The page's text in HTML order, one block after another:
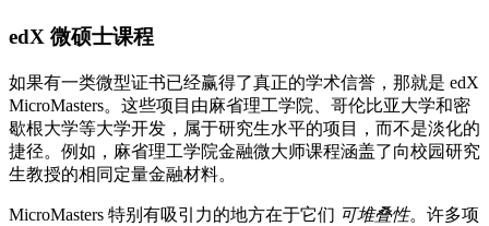
edX 微硕士课程
如果有一类微型证书已经赢得了真正的学术信誉，那就是 edX
MicroMasters。这些项目由麻省理工学院、哥伦比亚大学和密
歇根大学等大学开发，属于研究生水平的项目，而不是淡化的
捷径。例如，麻省理工学院金融微大师课程涵盖了向校园研究
生教授的相同定量金融材料。
MicroMasters 特别有吸引力的地方在于它们 可堆叠性。许多项